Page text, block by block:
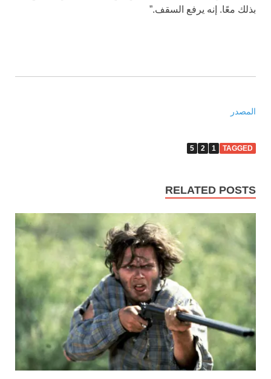
بذلك معًا. إنه يرفع السقف.”
المصدر
TAGGED
1
2
5
RELATED POSTS